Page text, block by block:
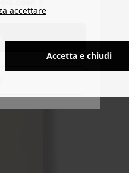
accettare
Accetta e chiudi